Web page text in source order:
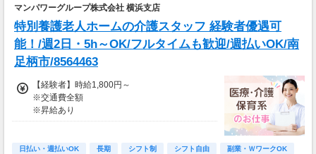
よって異なる）
支払方法：週払い
※週払いOK（規定あり）
→金曜日締め最短翌週火曜日にお給料GET♪
（稼働開始時は手続き完了次第となります）
交通費：別途全額支給
※車・バイク通勤に関して施設により異なる場
合あり（応相談）
マンパワーグループ株式会社 横浜支店
特別養護老人ホームの介護スタッフ 経験者優遇可
能！/週2日・5h～OK/フルタイムも歓迎/週払いOK/南
足柄市/8564463
【経験者】時給1,800円～
※交通費全額
※昇給あり
◎日勤／経験者の場合
日払い・週払いOK 長期 シフト制 シフト自由
副業・ＷワークOK